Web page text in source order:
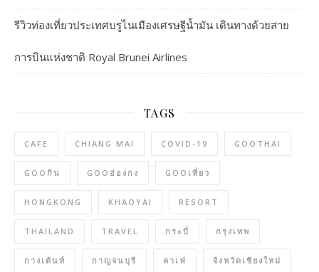
รีวิวท่องเที่ยวประเทศบรูไนเมืองเศรษฐีน้ำมัน เดินทางด้วยสาย
การบินแห่งชาติ Royal Brunei Airlines
TAGS
CAFE CHIANG MAI COVID-19 GOOTHAI
GOOกิน GOOฮ่องกง GOOเที่ยว
HONGKONG KHAOYAI RESORT
THAILAND TRAVEL กระบี่ กรุงเทพ
กางเต้นท์ กาญจนบุรี คาเฟ่ จังหวัดเชียงใหม่